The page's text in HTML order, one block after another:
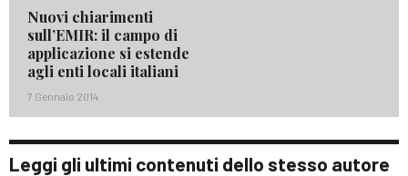
Nuovi chiarimenti
sull’EMIR: il campo di
applicazione si estende
agli enti locali italiani
7 Gennaio 2014
Leggi gli ultimi contenuti dello stesso autore